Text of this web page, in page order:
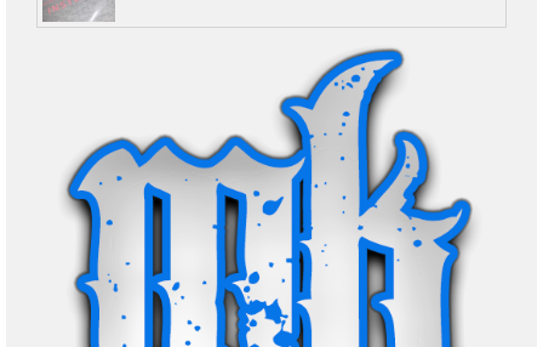
bila
23,76 €
(179,00
kn).
je:
19,91 €